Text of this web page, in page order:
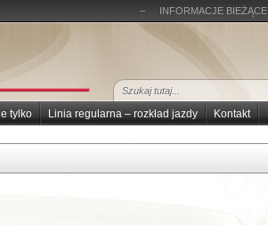
– INFORMACJE BIEŻĄCE
tylko Linia regularna – rozkład jazdy Kontakt